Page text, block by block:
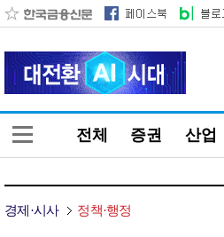
전체 증권 산업
경제·시사 정책·행정